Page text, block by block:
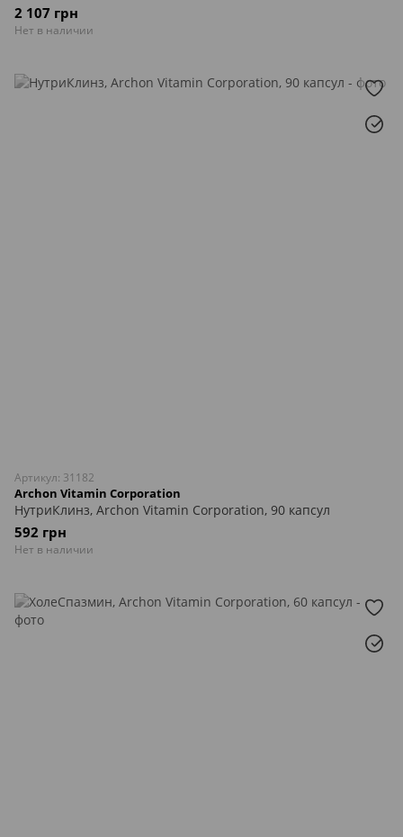
2 107 грн
Нет в наличии
Артикул: 31182
Archon Vitamin Corporation
НутриКлинз, Archon Vitamin Corporation, 90 капсул
592 грн
Нет в наличии